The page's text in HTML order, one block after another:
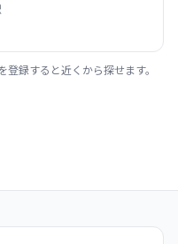
録すると近くから探せます。